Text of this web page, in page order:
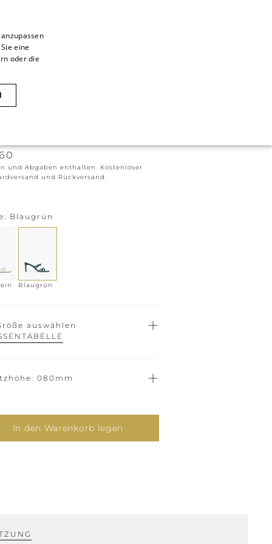
und Abgaben enthalten. Kostenloser
und Rückversand.
Blaugrün
Blaugrün
auswählen
080mm
In den Warenkorb legen
eine
oder die